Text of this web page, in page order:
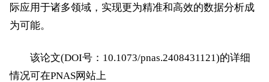
际应用于诸多领域，实现更为精准和高效的数据分析成
为可能。
该论文(DOI号：10.1073/pnas.2408431121)的详细
情况可在PNAS网站上